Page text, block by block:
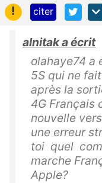
!
citer
alnitak a écrit
olahaye74 a
5S qui ne
après la
4G Français
nouvelle
une erreur
toi quel
marche
Apple?